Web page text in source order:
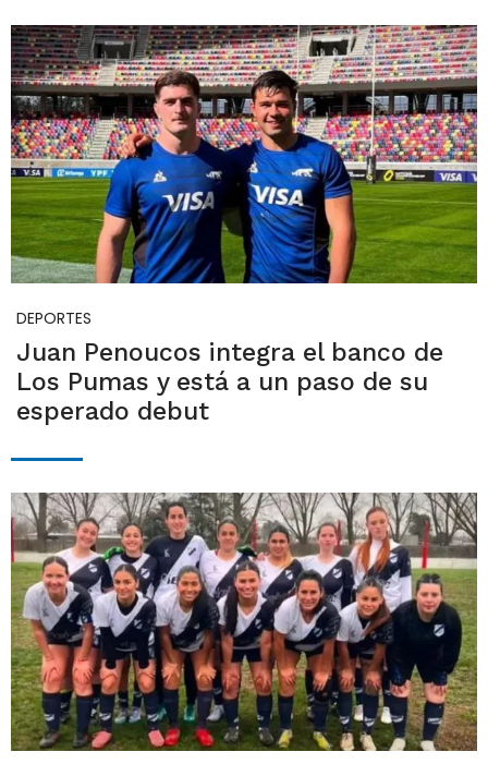
DEPORTES
Juan Penoucos integra el banco de
Los Pumas y está a un paso de su
esperado debut